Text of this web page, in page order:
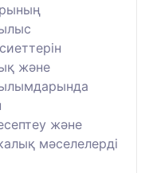
және
және
мәселелерді